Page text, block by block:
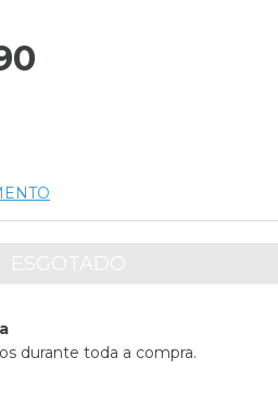
durante toda a compra.